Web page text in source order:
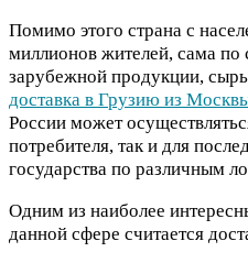
Помимо этого страна с
миллионов жителей, сама по
зарубежной продукции,
доставка в Грузию из
России может
потребителя, так и для
государства по различным
Одним из наиболее
данной сфере считается